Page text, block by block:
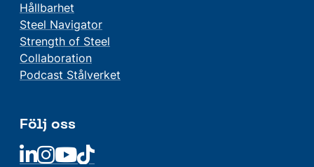
Hållbarhet
Steel Navigator
Strength of Steel
Collaboration
Podcast Stålverket
Följ oss
Linkedin
Linkedin
LinkedinLinkedin